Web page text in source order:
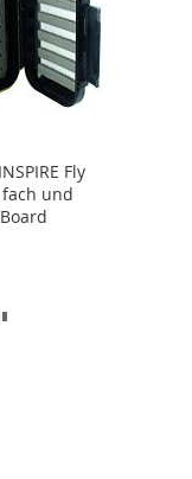
Fly
fach und